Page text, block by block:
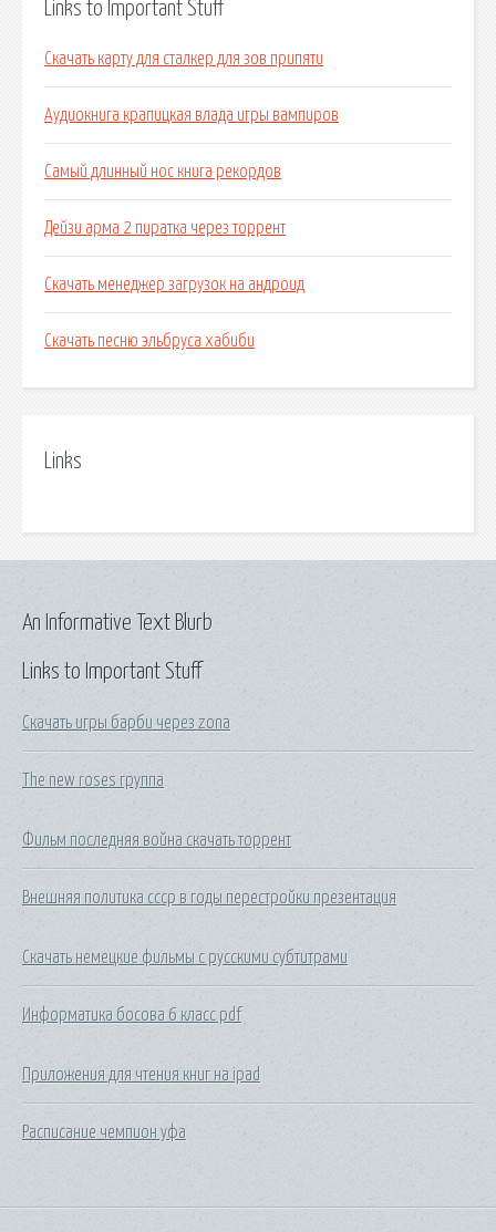
Links to Important Stuff
Скачать карту для сталкер для зов припяти
Аудиокнига крапицкая влада игры вампиров
Самый длинный нос книга рекордов
Дейзи арма 2 пиратка через торрент
Скачать менеджер загрузок на андроид
Скачать песню эльбруса хабиби
Links
Links to Important Stuff
Скачать игры барби через zona
The new roses группа
Фильм последняя война скачать торрент
Внешняя политика ссср в годы перестройки презентация
Скачать немецкие фильмы с русскими субтитрами
Информатика босова 6 класс pdf
Приложения для чтения книг на ipad
Расписание чемпион уфа
An Informative Text Blurb